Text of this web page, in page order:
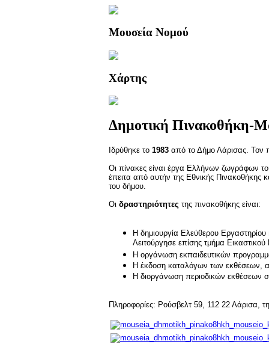
Μουσεία Νομού
Χάρτης
Δημοτική Πινακοθήκη-
Ιδρύθηκε το 1983 από το Δήμο Λάρισας. Τον
Οι πίνακες είναι έργα Ελλήνων ζωγράφων
έπειτα από αυτήν της Εθνικής
του δήμου.
Οι δραστηριότητες της πινακοθήκης είναι:
Η δημιουργία Ελεύθερου Εργαστηρίου
Λειτούργησε επίσης τμήμα
Η οργάνωση εκπαιδευτικών
Η έκδοση καταλόγων των εκθέσεων,
Η διοργάνωση περιοδικών εκθέσεων
Πληροφορίες: Ρούσβελτ 59, 112 22 Λάρισα,